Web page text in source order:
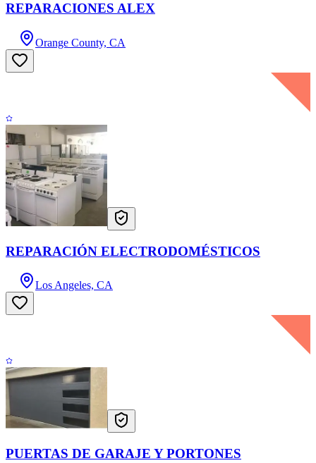
REPARACIONES ALEX
Orange County, CA
REPARACIÓN ELECTRODOMÉSTICOS
Los Angeles, CA
PUERTAS DE GARAJE Y PORTONES